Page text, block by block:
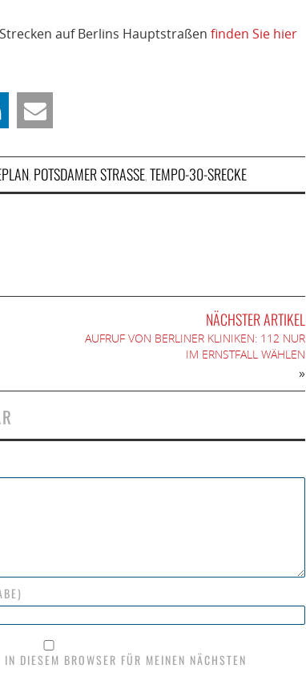
auf Berlins Hauptstraßen finden Sie hier
, POTSDAMER STRASSE ,TEMPO-30-SRECKE
NÄCHSTER ARTIKEL
AUFRUF VON BERLINER KLINIKEN: 112 NUR
IM ERNSTFALL WÄHLEN
»
DIESEM BROWSER FÜR MEINEN NÄCHSTEN